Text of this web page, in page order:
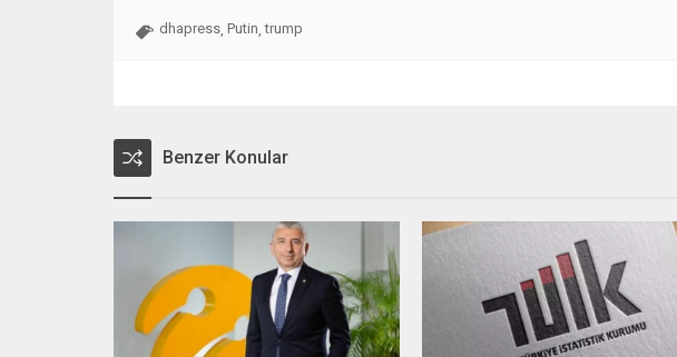
dhapress, Putin,trump
Benzer Konular